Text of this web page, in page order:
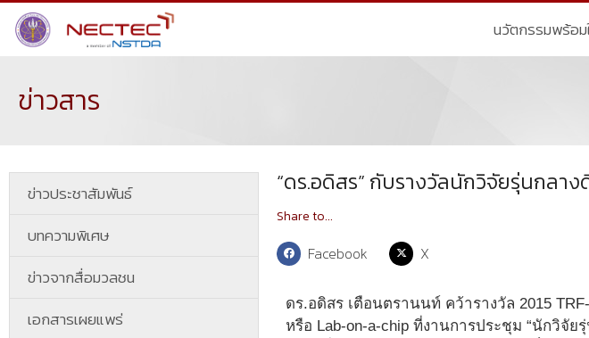
นวัตกรรมพร้อม
ข่าวสาร
ข่าวประชาสัมพันธ์
บทความพิเศษ
ข่าวจากสื่อมวลชน
เอกสารเผยแพร่
“ดร.อดิสร” กับรางวัลนักวิจัยรุ่นกล
Share to...
Facebook X
ดร.อดิสร เตือนตรานนท์ คว้ารางวัล 2015
หรือ Lab-on-a-chip ที่งานการประชุม “นักวิจั